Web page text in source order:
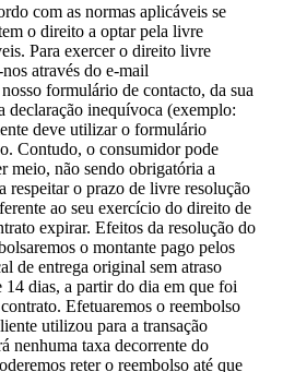
com as normas aplicáveis se
o direito a optar pela livre
Para exercer o direito livre
através do e-mail
formulário de contacto, da sua
declaração inequívoca (exemplo:
deve utilizar o formulário
Contudo, o consumidor pode
meio, não sendo obrigatória a
respeitar o prazo de livre resolução
ao seu exercício do direito de
expirar. Efeitos da resolução do
o montante pago pelos
de entrega original sem atraso
14 dias, a partir do dia em que foi
Efetuaremos o reembolso
utilizou para a transação
nenhuma taxa decorrente do
reter o reembolso até que